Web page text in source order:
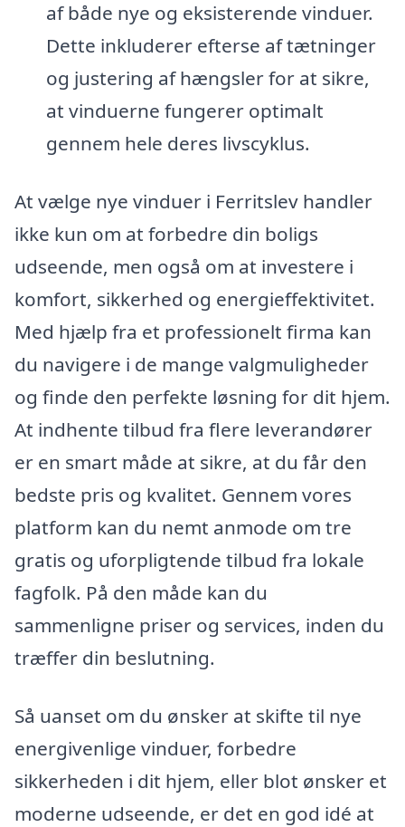
af både nye og eksisterende vinduer.
Dette inkluderer efterse af tætninger
og justering af hængsler for at sikre,
at vinduerne fungerer optimalt
gennem hele deres livscyklus.
At vælge nye vinduer i Ferritslev handler
ikke kun om at forbedre din boligs
udseende, men også om at investere i
komfort, sikkerhed og energieffektivitet.
Med hjælp fra et professionelt firma kan
du navigere i de mange valgmuligheder
og finde den perfekte løsning for dit hjem.
At indhente tilbud fra flere leverandører
er en smart måde at sikre, at du får den
bedste pris og kvalitet. Gennem vores
platform kan du nemt anmode om tre
gratis og uforpligtende tilbud fra lokale
fagfolk. På den måde kan du
sammenligne priser og services, inden du
træffer din beslutning.
Så uanset om du ønsker at skifte til nye
energivenlige vinduer, forbedre
sikkerheden i dit hjem, eller blot ønsker et
moderne udseende, er det en god idé at